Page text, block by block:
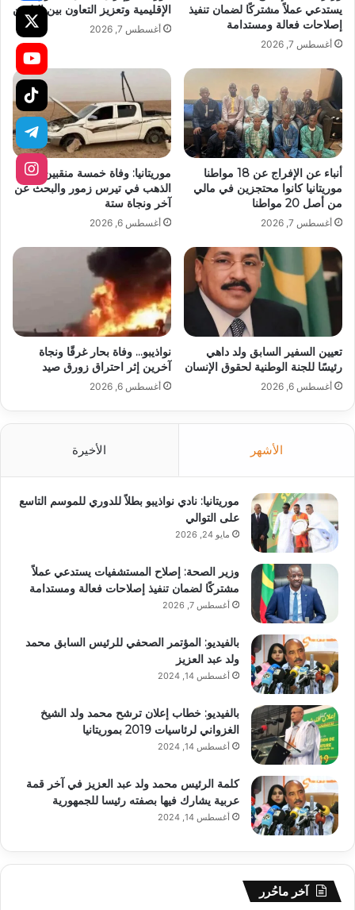
يستدعي عملاً مشتركًا لضمان تنفيذ
إصلاحات فعالة ومستدامة
أغسطس 7, 2026
الإقليمية وتعزيز التعاون بين البلدين
أغسطس 7, 2026
أنباء عن الإفراج عن 18 مواطنا
موريتانيا كانوا محتجزين في مالي
من أصل 20 مواطنا
أغسطس 7, 2026
موريتانيا: وفاة خمسة منقبين عن
الذهب في تيرس زمور والبحث عن
آخر ونجاة ستة
أغسطس 6, 2026
تعيين السفير السابق ولد داهي
رئيسًا للجنة الوطنية لحقوق الإنسان
أغسطس 6, 2026
نواذيبو… وفاة بحار غرقًا ونجاة
آخرين إثر احتراق زورق صيد
أغسطس 6, 2026
الأشهر الأخيرة
موريتانيا: نادي نواذيبو بطلاً للدوري للموسم التاسع
على التوالي
مايو 24, 2026
وزير الصحة: إصلاح المستشفيات يستدعي عملاً
مشتركًا لضمان تنفيذ إصلاحات فعالة ومستدامة
أغسطس 7, 2026
بالفيديو: المؤتمر الصحفي للرئيس السابق محمد
ولد عبد العزيز
أغسطس 14, 2024
بالفيديو: خطاب إعلان ترشح محمد ولد الشيخ
الغزواني لرئاسيات 2019 بموريتانيا
أغسطس 14, 2024
كلمة الرئيس محمد ولد عبد العزيز في آخر قمة
عربية يشارك فيها بصفته رئيسا للجمهورية
أغسطس 14, 2024
آخر ماحُرر